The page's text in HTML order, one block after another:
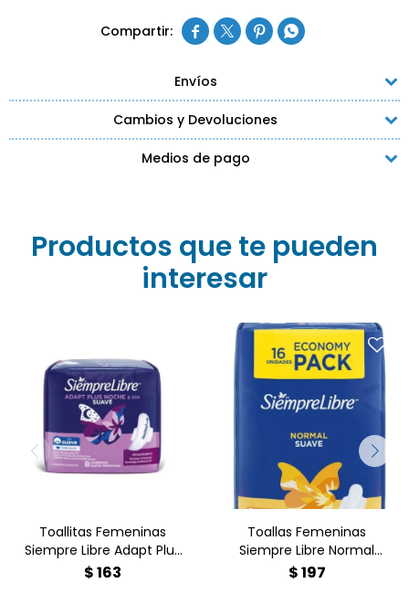
   
Envíos
Cambios y Devoluciones
Medios de pago
Productos que te pueden
interesar
Toallitas Femeninas
Siempre Libre Adapt Plus
Noche y Día 8 Unidades
Toallitas Femeninas
Siempre Libre Adapt Plus
Noche y Día 8 Unidades
$163
Toallas Femeninas
Siempre Libre Normal
Suave Con Alas X 16 Uni.
Toallas Femeninas
Siempre Libre Normal
Suave Con Alas X 16 Uni.
$197